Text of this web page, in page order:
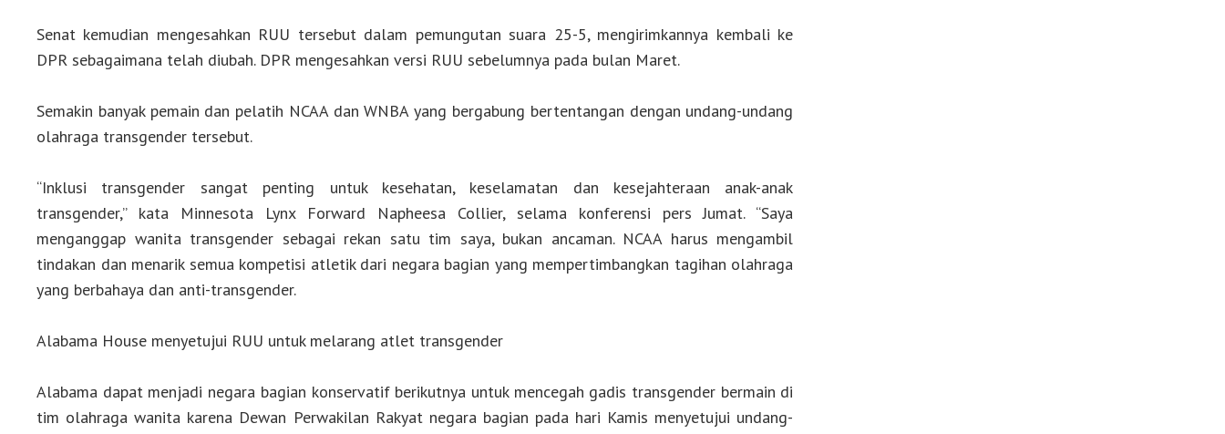
Senat kemudian mengesahkan RUU tersebut dalam pemungutan suara 25-5, mengirimkannya kembali ke
DPR sebagaimana telah diubah. DPR mengesahkan versi RUU sebelumnya pada bulan Maret.
Semakin banyak pemain dan pelatih NCAA dan WNBA yang bergabung bertentangan dengan undang-undang
olahraga transgender tersebut.
“Inklusi transgender sangat penting untuk kesehatan, keselamatan dan kesejahteraan anak-anak
transgender,” kata Minnesota Lynx Forward Napheesa Collier, selama konferensi pers Jumat. “Saya
menganggap wanita transgender sebagai rekan satu tim saya, bukan ancaman. NCAA harus mengambil
tindakan dan menarik semua kompetisi atletik dari negara bagian yang mempertimbangkan tagihan olahraga
yang berbahaya dan anti-transgender.
Alabama House menyetujui RUU untuk melarang atlet transgender
Alabama dapat menjadi negara bagian konservatif berikutnya untuk mencegah gadis transgender bermain di
tim olahraga wanita karena Dewan Perwakilan Rakyat negara bagian pada hari Kamis menyetujui undang-